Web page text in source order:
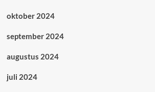
oktober 2024
september 2024
augustus 2024
juli 2024